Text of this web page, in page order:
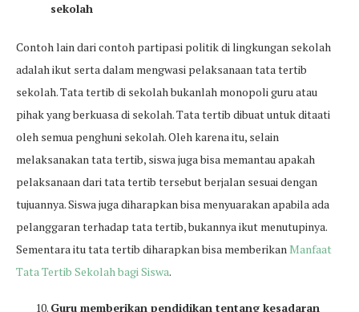
sekolah
Contoh lain dari contoh partipasi politik di lingkungan sekolah
adalah ikut serta dalam mengwasi pelaksanaan tata tertib
sekolah. Tata tertib di sekolah bukanlah monopoli guru atau
pihak yang berkuasa di sekolah. Tata tertib dibuat untuk ditaati
oleh semua penghuni sekolah. Oleh karena itu, selain
melaksanakan tata tertib, siswa juga bisa memantau apakah
pelaksanaan dari tata tertib tersebut berjalan sesuai dengan
tujuannya. Siswa juga diharapkan bisa menyuarakan apabila ada
pelanggaran terhadap tata tertib, bukannya ikut menutupinya.
Sementara itu tata tertib diharapkan bisa memberikanManfaat
Tata Tertib Sekolah bagi Siswa.
Guru memberikan pendidikan tentang kesadaran